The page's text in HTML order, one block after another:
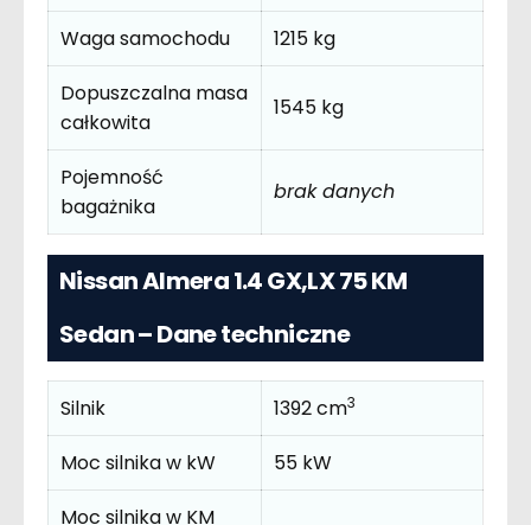
Waga samochodu
1215 kg
Dopuszczalna masa
całkowita
1545 kg
Pojemność
bagażnika
brak danych
Nissan Almera 1.4 GX,LX 75 KM
Sedan – Dane techniczne
Silnik 1392 cm3
Moc silnika w kW
55 kW
Moc silnika w KM